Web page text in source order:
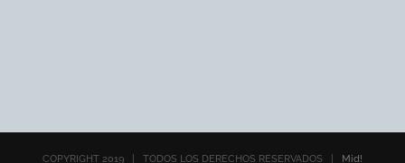
COPYRIGHT 2019 | TODOS LOS DERECHOS RESERVADOS | Mid!